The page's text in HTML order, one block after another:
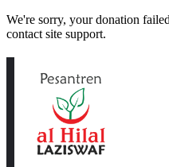
We're sorry, your donation
contact site support.